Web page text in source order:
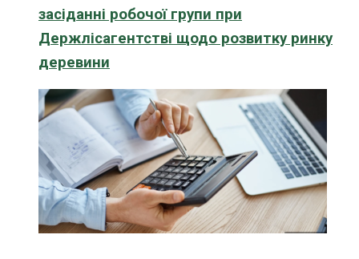
засіданні робочої групи при
Держлісагентстві щодо розвитку ринку
деревини